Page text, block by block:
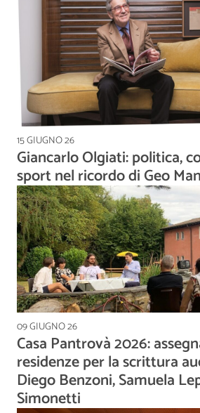
15 GIUGNO 26
Giancarlo Olgiati: politica,
sport nel ricordo di Geo
09 GIUGNO 26
Casa Pantrovà 2026:
residenze per la scrittura
Diego Benzoni, Samuela
Simonetti